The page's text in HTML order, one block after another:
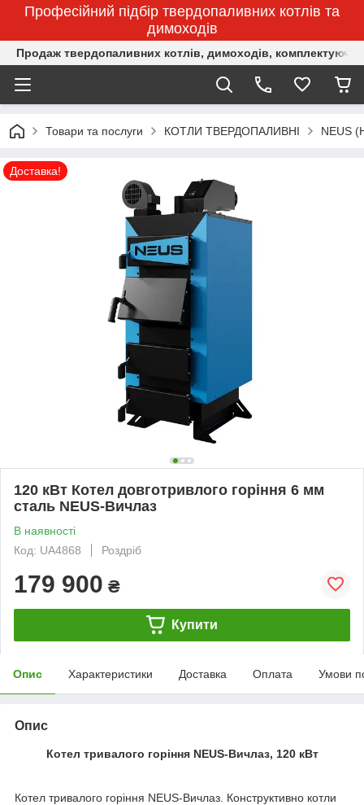
Професійний підбір твердопаливних котлів та
димоходів
Продаж твердопаливних котлів, димоходів,
Товари та послуги КОТЛИ ТВЕРДОПАЛИВНІ NEUS
Доставка!
120 кВт Котел довготривлого горіння 6 мм
сталь NEUS-Вичлаз
В наявності
Код: UA4868
Роздріб
179 900 ₴
Купити
Опис Характеристики Доставка Оплата Умови
Опис
Котел тривалого горіння NEUS-Вичлаз, 120 кВт
Котел тривалого горіння NEUS-Вичлаз. Конструктивно котли